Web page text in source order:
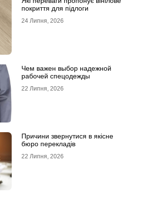
покриття для підлоги
24 Липня, 2026
Чем важен выбор надежной
рабочей спецодежды
22 Липня, 2026
Причини звернутися в якісне
бюро перекладів
22 Липня, 2026